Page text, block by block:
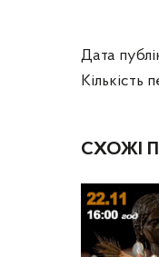
Дата
Кількість
СХОЖІ